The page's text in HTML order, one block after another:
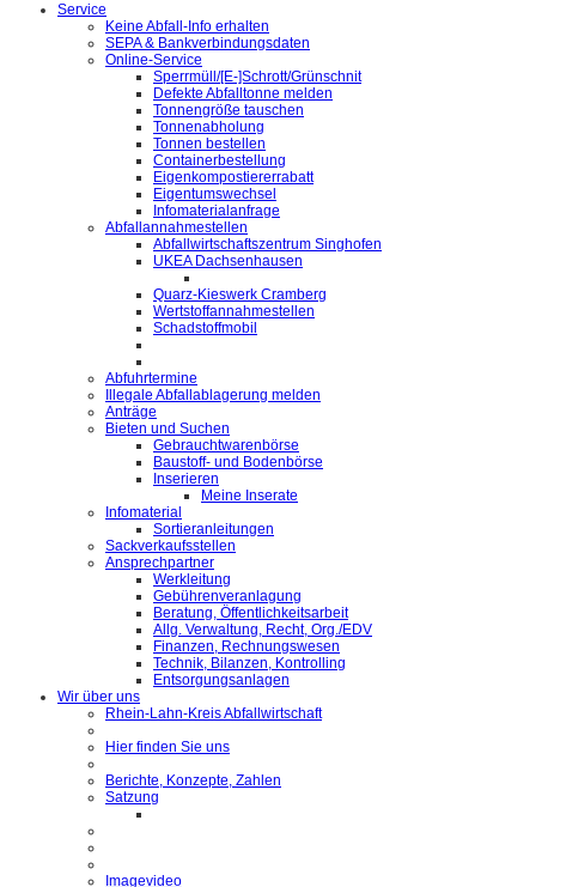
Service
Keine Abfall-Info erhalten
SEPA & Bankverbindungsdaten
Online-Service
Sperrmüll/[E-]Schrott/Grünschnit
Defekte Abfalltonne melden
Tonnengröße tauschen
Tonnenabholung
Tonnen bestellen
Containerbestellung
Eigenkompostiererrabatt
Eigentumswechsel
Infomaterialanfrage
Abfallannahmestellen
Abfallwirtschaftszentrum Singhofen
UKEA Dachsenhausen
Quarz-Kieswerk Cramberg
Wertstoffannahmestellen
Schadstoffmobil
Abfuhrtermine
Illegale Abfallablagerung melden
Anträge
Bieten und Suchen
Gebrauchtwarenbörse
Baustoff- und Bodenbörse
Inserieren
Meine Inserate
Infomaterial
Sortieranleitungen
Sackverkaufsstellen
Ansprechpartner
Werkleitung
Gebührenveranlagung
Beratung, Öffentlichkeitsarbeit
Allg. Verwaltung, Recht, Org./EDV
Finanzen, Rechnungswesen
Technik, Bilanzen, Kontrolling
Entsorgungsanlagen
Wir über uns
Rhein-Lahn-Kreis Abfallwirtschaft
Hier finden Sie uns
Berichte, Konzepte, Zahlen
Satzung
Imagevideo